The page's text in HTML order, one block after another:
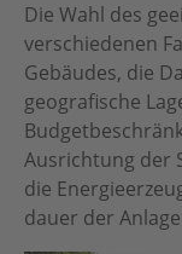
Die Wahl des
verschiedenen
Gebäudes, die
geo­grafische
Ausrichtung der
die
dauer der